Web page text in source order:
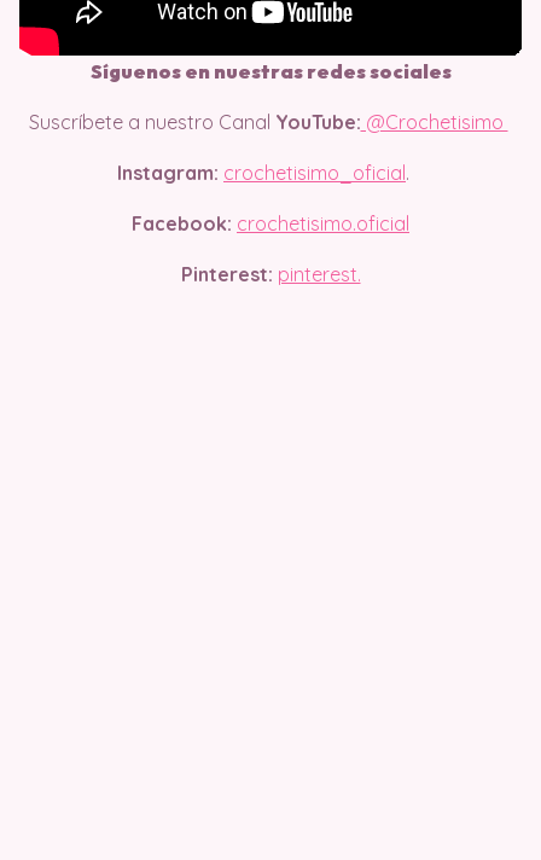
Síguenos en nuestras redes sociales
Suscríbete a nuestro Canal YouTube: @Crochetisimo
Instagram: crochetisimo_oficial .
Facebook: crochetisimo.oficial
Pinterest: pinterest.